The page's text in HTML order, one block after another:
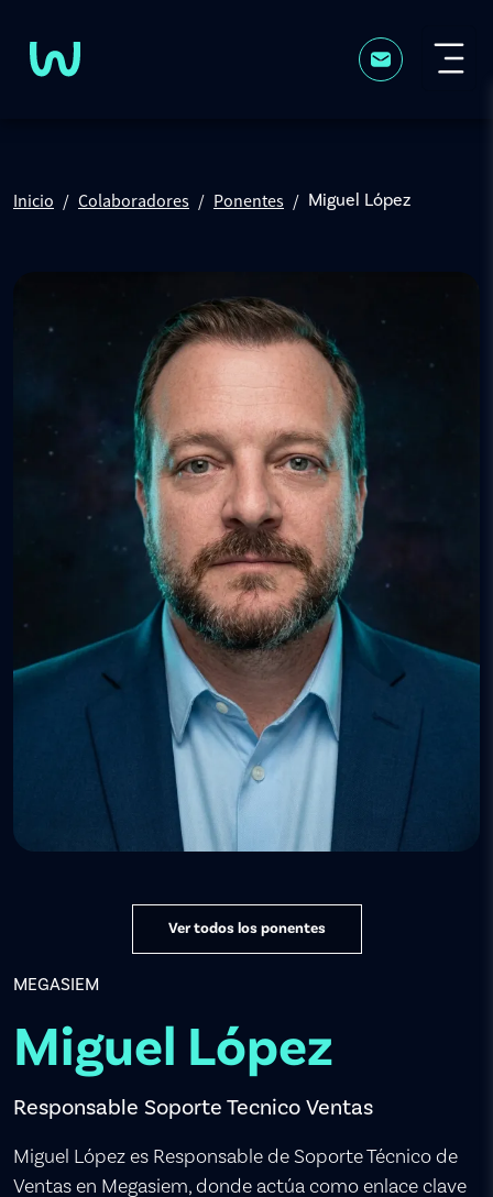
Inicio Colaboradores Ponentes Miguel López
Ver todos los ponentes
MEGASIEM
Miguel López
Responsable Soporte Tecnico Ventas
Miguel López es Responsable de Soporte Técnico de
Ventas en Megasiem, donde actúa como enlace clave